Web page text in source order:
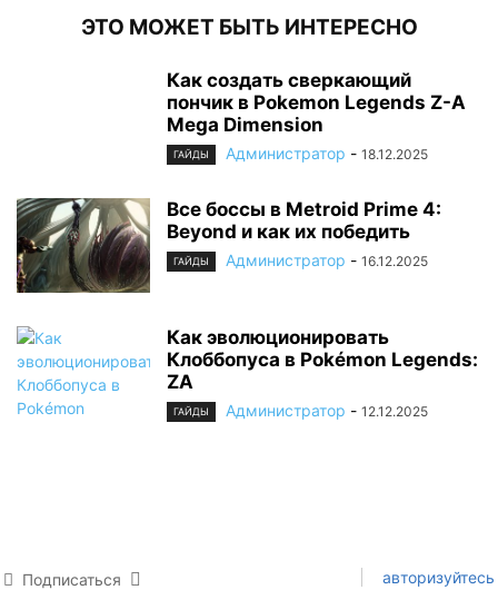
ЭТО МОЖЕТ БЫТЬ ИНТЕРЕСНО
Как создать сверкающий
пончик в Pokemon Legends Z-A
Mega Dimension
ГАЙДЫ Администратор - 18.12.2025
Все боссы в Metroid Prime 4:
Beyond и как их победить
ГАЙДЫ Администратор - 16.12.2025
Как эволюционировать
Клоббопуса в Pokémon Legends:
ZA
ГАЙДЫ Администратор - 12.12.2025
Подписаться авторизуйтесь